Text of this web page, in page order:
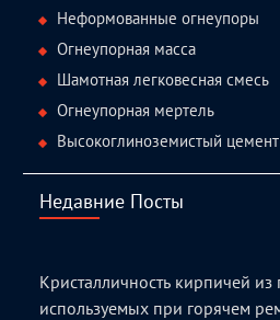
Неформованные огнеупоры
Огнеупорная масса
Шамотная легковесная смесь
Огнеупорная мертель
Высокоглиноземистый цемент
Недавние Посты
Кристалличность кирпичей из
используемых при горячем